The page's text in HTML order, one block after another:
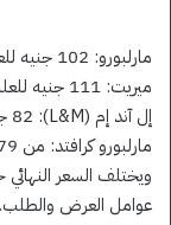
مارلبورو: 102 جنيه للعلبة
ميريت: 111 جنيه للعلبة
إل آند إم (L&M): 82 جنيه
مارلبورو كرافتد: من 79 إلى 89 جنيهًا
ويختلف السعر
عوامل العرض والطلب.